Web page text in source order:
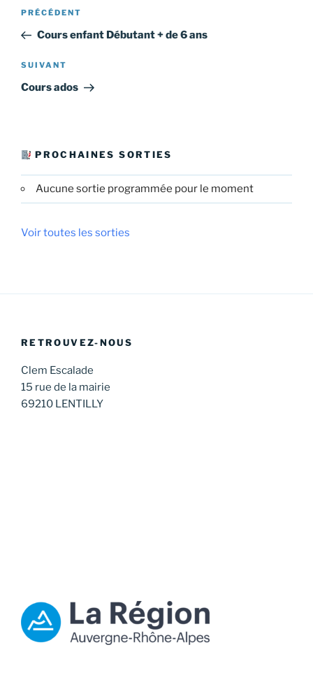
Navigation
l’article
Article
précédent
PRÉCÉDENT
Cours enfant Débutant + de 6 ans
Article
suivant
SUIVANT
Cours ados
PROCHAINES SORTIES
Aucune sortie programmée pour le moment
Voir toutes les sorties
RETROUVEZ-NOUS
Clem Escalade
15 rue de la mairie
69210 LENTILLY